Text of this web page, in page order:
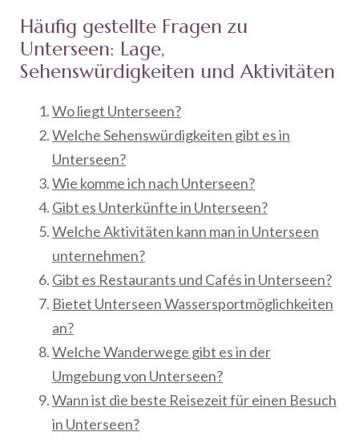
Häufig gestellte Fragen zu
Unterseen: Lage,
Sehenswürdigkeiten und Aktivitäten
Wo liegt Unterseen?
Welche Sehenswürdigkeiten gibt es in
Unterseen?
Wie komme ich nach Unterseen?
Gibt es Unterkünfte in Unterseen?
Welche Aktivitäten kann man in Unterseen
unternehmen?
Gibt es Restaurants und Cafés in Unterseen?
Bietet Unterseen Wassersportmöglichkeiten
an?
Welche Wanderwege gibt es in der
Umgebung von Unterseen?
Wann ist die beste Reisezeit für einen Besuch
in Unterseen?